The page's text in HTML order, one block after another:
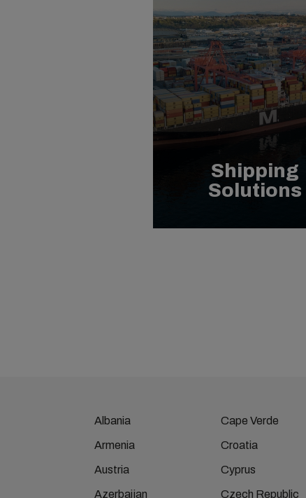
Shipping
Solutions
Albania
Armenia
Austria
Azerbaijan
Cape Verde
Croatia
Cyprus
Czech Republic